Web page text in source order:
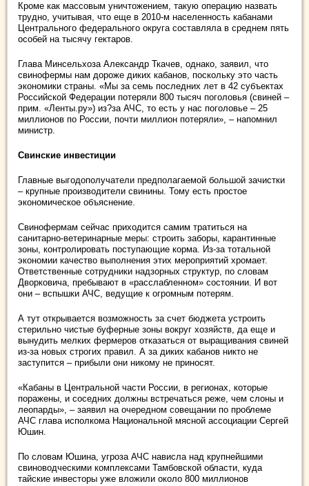
Кроме как массовым уничтожением, такую операцию назвать
трудно, учитывая, что еще в 2010-м населенность кабанами
Центрального федерального округа составляла в среднем пять
особей на тысячу гектаров.
Глава Минсельхоза Александр Ткачев, однако, заявил, что
свинофермы нам дороже диких кабанов, поскольку это часть
экономики страны. «Мы за семь последних лет в 42 субъектах
Российской Федерации потеряли 800 тысяч поголовья (свиней –
прим. «Ленты.ру») из?за АЧС, то есть у нас поголовье – 25
миллионов по России, почти миллион потеряли», – напомнил
министр.
Свинские инвестиции
Главные выгодополучатели предполагаемой большой зачистки
– крупные производители свинины. Тому есть простое
экономическое объяснение.
Свинофермам сейчас приходится самим тратиться на
санитарно-ветеринарные меры: строить заборы, карантинные
зоны, контролировать поступающие корма. Из-за тотальной
экономии качество выполнения этих мероприятий хромает.
Ответственные сотрудники надзорных структур, по словам
Дворковича, пребывают в «расслабленном» состоянии. И вот
они – вспышки АЧС, ведущие к огромным потерям.
А тут открывается возможность за счет бюджета устроить
стерильно чистые буферные зоны вокруг хозяйств, да еще и
вынудить мелких фермеров отказаться от выращивания свиней
из-за новых строгих правил. А за диких кабанов никто не
заступится – прибыли они никому не приносят.
«Кабаны в Центральной части России, в регионах, которые
поражены, и соседних должны встречаться реже, чем слоны и
леопарды», – заявил на очередном совещании по проблеме
АЧС глава исполкома Национальной мясной ассоциации Сергей
Юшин.
По словам Юшина, угроза АЧС нависла над крупнейшими
свиноводческими комплексами Тамбовской области, куда
тайские инвесторы уже вложили около 800 миллионов